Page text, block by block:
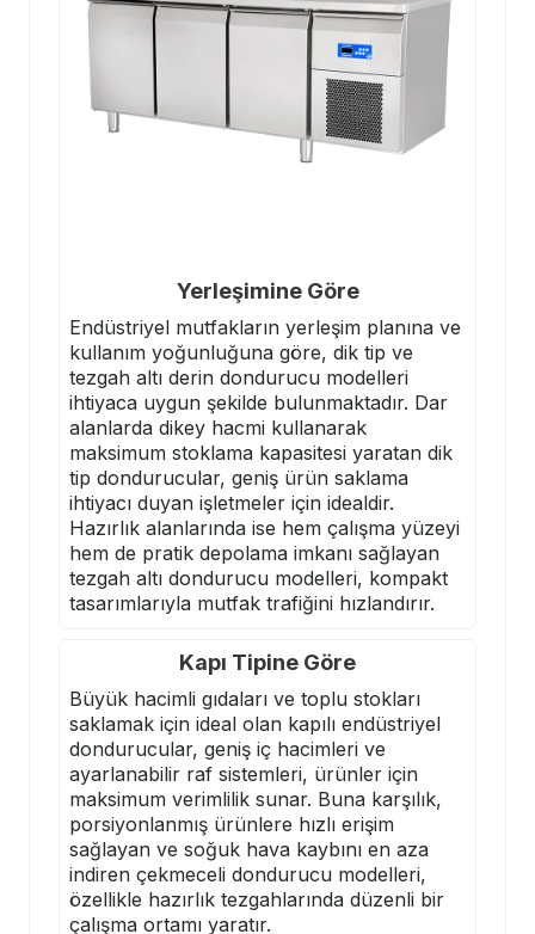
Yerleşimine Göre
Endüstriyel mutfakların yerleşim planına ve
kullanım yoğunluğuna göre, dik tip ve
tezgah altı derin dondurucu modelleri
ihtiyaca uygun şekilde bulunmaktadır. Dar
alanlarda dikey hacmi kullanarak
maksimum stoklama kapasitesi yaratan dik
tip dondurucular, geniş ürün saklama
ihtiyacı duyan işletmeler için idealdir.
Hazırlık alanlarında ise hem çalışma yüzeyi
hem de pratik depolama imkanı sağlayan
tezgah altı dondurucu modelleri, kompakt
tasarımlarıyla mutfak trafiğini hızlandırır.
Kapı Tipine Göre
Büyük hacimli gıdaları ve toplu stokları
saklamak için ideal olan kapılı endüstriyel
dondurucular, geniş iç hacimleri ve
ayarlanabilir raf sistemleri, ürünler için
maksimum verimlilik sunar. Buna karşılık,
porsiyonlanmış ürünlere hızlı erişim
sağlayan ve soğuk hava kaybını en aza
indiren çekmeceli dondurucu modelleri,
özellikle hazırlık tezgahlarında düzenli bir
çalışma ortamı yaratır.